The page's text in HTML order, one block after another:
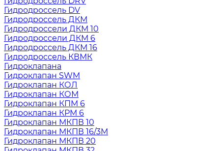
Гидродроссель DV
Гидродроссель ДКМ
Гидродроссели ДКМ 10
Гидродроссели ДКМ 6
Гидродроссель ДКМ 16
Гидродроссель КВМК
Гидроклапана
Гидроклапан SWM
Гидроклапан КОЛ
Гидроклапан КОМ
Гидроклапан КПМ 6
Гидроклапан КРМ 6
Гидроклапан МКПВ 10
Гидроклапан МКПВ 16/3М
Гидроклапан МКПВ 20